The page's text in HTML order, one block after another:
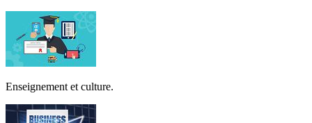
Enseignement et culture.